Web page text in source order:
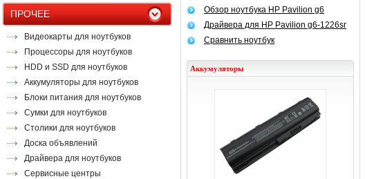
ПРОЧЕЕ
Видеокарты для ноутбуков
Процессоры для ноутбуков
HDD и SSD для ноутбуков
Аккумуляторы для ноутбуков
Блоки питания для ноутбуков
Сумки для ноутбуков
Столики для ноутбуков
Доска объявлений
Драйвера для ноутбуков
Сервисные центры
Обзор ноутбука HP Pavilion g6
Драйвера для HP Pavilion g6-1226sr
Сравнить ноутбук
Аккумуляторы